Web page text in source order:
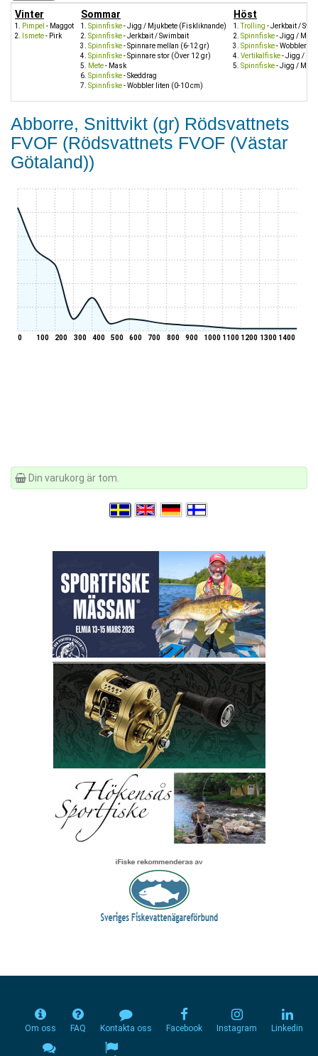
Vinter
Pimpel - Maggot
Ismete- Pirk
Sommar
Spinnfiske- Jigg / Mjukbete (Fiskliknande)
Spinnfiske- Jerkbait / Swimbait
Spinnfiske- Spinnare mellan (6-12 gr)
Spinnfiske- Spinnare stor (Över 12 gr)
Mete- Mask
Spinnfiske- Skeddrag
Spinnfiske- Wobbler liten (0-10 cm)
Höst
Trolling - Jerkbait /
Spinnfiske- Jigg /
Spinnfiske- Wobbler
Vertikalfiske- Jigg /
Spinnfiske- Jigg /
Abborre, Snittvikt (gr) Rödsvattnets
FVOF (Rödsvattnets FVOF (Västar
Götaland))
0 100 200 300 400 500 600 700 800 900 1000 1100 1200 1300 1400
Din varukorg är tom.
Om oss FAQ Kontakta oss Facebook Instagram Linkedin